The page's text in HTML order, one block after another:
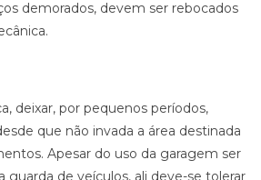
demorados, devem ser rebocados
deixar, por pequenos períodos,
que não invada a área destinada
Apesar do uso da garagem ser
guarda de veículos, ali deve-se tolerar